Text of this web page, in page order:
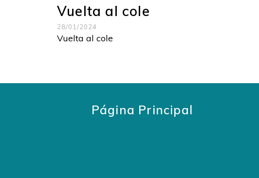
Vuelta al cole
28/01/2024
Vuelta al cole
Página Principal